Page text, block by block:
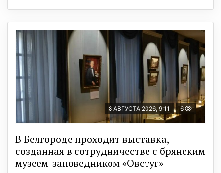
8 АВГУСТА 2026, 9:11 6
В Белгороде проходит выставка,
созданная в сотрудничестве с брянским
музеем-заповедником «Овстуг»